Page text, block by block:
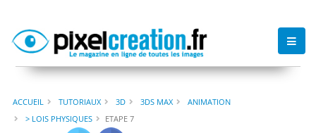
ACCUEIL TUTORIAUX 3D 3DS MAX
ANIMATION
> LOIS PHYSIQUES
ETAPE 7